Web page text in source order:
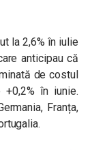
la 2,6% în iulie
anticipau că
de costul
în iunie.
Franța,